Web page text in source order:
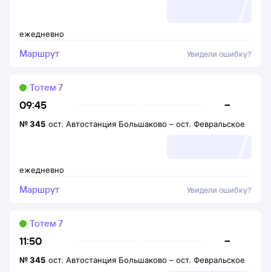
ежедневно
Маршрут Увидели ошибку?
09:45 –
Тотем 7
ежедневно
№345 ост. Автостанция Большаково – ост. Февральское
Маршрут Увидели ошибку?
11:50 –
Тотем 7
№345 ост. Автостанция Большаково – ост. Февральское